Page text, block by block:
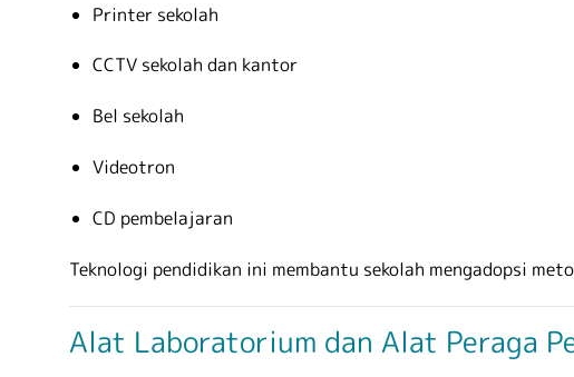
Printer sekolah
CCTV sekolah dan kantor
Bel sekolah
Videotron
CD pembelajaran
Teknologi pendidikan ini membantu sekolah mengadopsi
Alat Laboratorium dan Alat Peraga